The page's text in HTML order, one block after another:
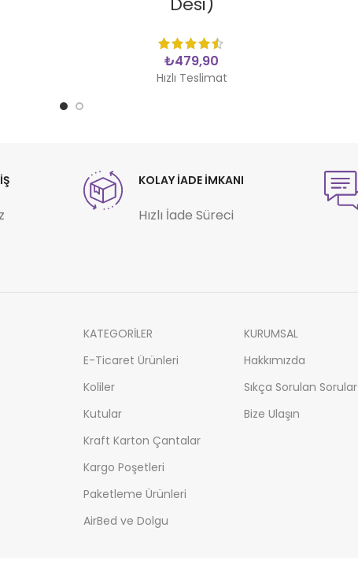
₺
Hızlı Teslimat
KOLAY İADE İMKANI
Hızlı İade Süreci
KATEGORİLER
E-Ticaret Ürünleri
Koliler
Kutular
Kraft Karton Çantalar
Kargo Poşetleri
Paketleme Ürünleri
AirBed ve Dolgu
KURUMSAL
Hakkımızda
Sıkça Sorulan Sorular
Bize Ulaşın